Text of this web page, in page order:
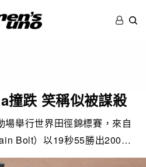
撞跌 笑稱似被謀殺
場舉行世界田徑錦標賽，來自
Bolt）以19秒55勝出200…